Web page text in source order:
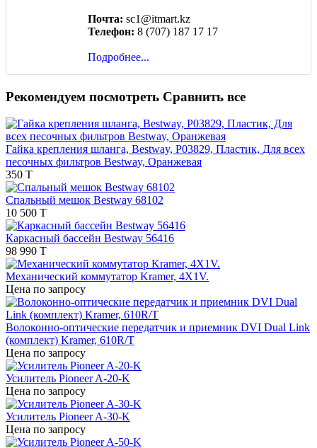
Почта: sc1@itmart.kz
Телефон: 8 (707) 187 17 17
Подробнее...
Рекомендуем посмотреть Сравнить все
Гайка крепления шланга, Bestway, P03829, Пластик, Для всех
песочных фильтров Bestway, Оранжевая
350 T
Спальный мешок Bestway 68102
10 500 T
Каркасный бассейн Bestway 56416
98 990 T
Механический коммутатор Kramer, 4X1V.
Цена по запросу
Волоконно-оптические передатчик и приемник DVI Dual Link
(комплект) Kramer, 610R/T
Цена по запросу
Усилитель Pioneer A-20-K
Цена по запросу
Усилитель Pioneer A-30-K
Цена по запросу